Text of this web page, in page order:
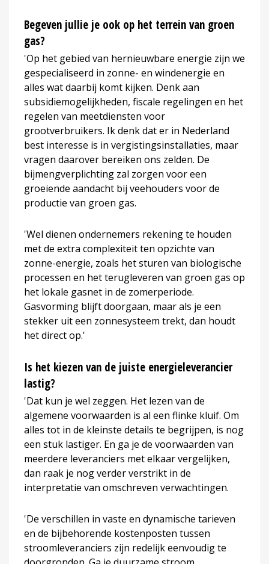
Begeven jullie je ook op het terrein van groen
gas?
'Op het gebied van hernieuwbare energie zijn we
gespecialiseerd in zonne- en windenergie en
alles wat daarbij komt kijken. Denk aan
subsidiemogelijkheden, fiscale regelingen en het
regelen van meetdiensten voor
grootverbruikers. Ik denk dat er in Nederland
best interesse is in vergistingsinstallaties, maar
vragen daarover bereiken ons zelden. De
bijmengverplichting zal zorgen voor een
groeiende aandacht bij veehouders voor de
productie van groen gas.
'Wel dienen ondernemers rekening te houden
met de extra complexiteit ten opzichte van
zonne-energie, zoals het sturen van biologische
processen en het terugleveren van groen gas op
het lokale gasnet in de zomerperiode.
Gasvorming blijft doorgaan, maar als je een
stekker uit een zonnesysteem trekt, dan houdt
het direct op.'
Is het kiezen van de juiste energieleverancier
lastig?
'Dat kun je wel zeggen. Het lezen van de
algemene voorwaarden is al een flinke kluif. Om
alles tot in de kleinste details te begrijpen, is nog
een stuk lastiger. En ga je de voorwaarden van
meerdere leveranciers met elkaar vergelijken,
dan raak je nog verder verstrikt in de
interpretatie van omschreven verwachtingen.
'De verschillen in vaste en dynamische tarieven
en de bijbehorende kostenposten tussen
stroomleveranciers zijn redelijk eenvoudig te